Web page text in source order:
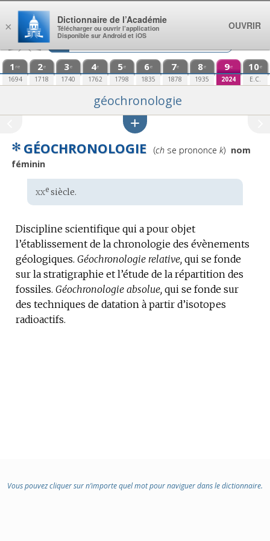
Aller au contenu
1 re
1694
2e
1718
3e
1740
4e
1762
5e
1798
6e
1835
7e
1878
8e
1935
9e
2024
10e
E.C.
géochronologie
✻ GÉOCHRONOLOGIE
Prononciation
(chse prononce k) nom
féminin
Étymologie
:
xxesiècle.
Discipline scientifique qui a pour objet
l’établissement de la chronologie des évènements
géologiques. Géochronologie relative, qui se fonde
sur la stratigraphie et l’étude de la répartition des
fossiles. Géochronologie absolue, qui se fonde sur
des techniques de datation à partir d’isotopes
radioactifs.
Vous pouvez cliquer sur n’importe quel mot pour naviguer dans le dictionnaire.
×
Dictionnaire de l’Académie
Télécharger ou ouvrir l’application
Disponible sur Android et iOS
OUVRIR